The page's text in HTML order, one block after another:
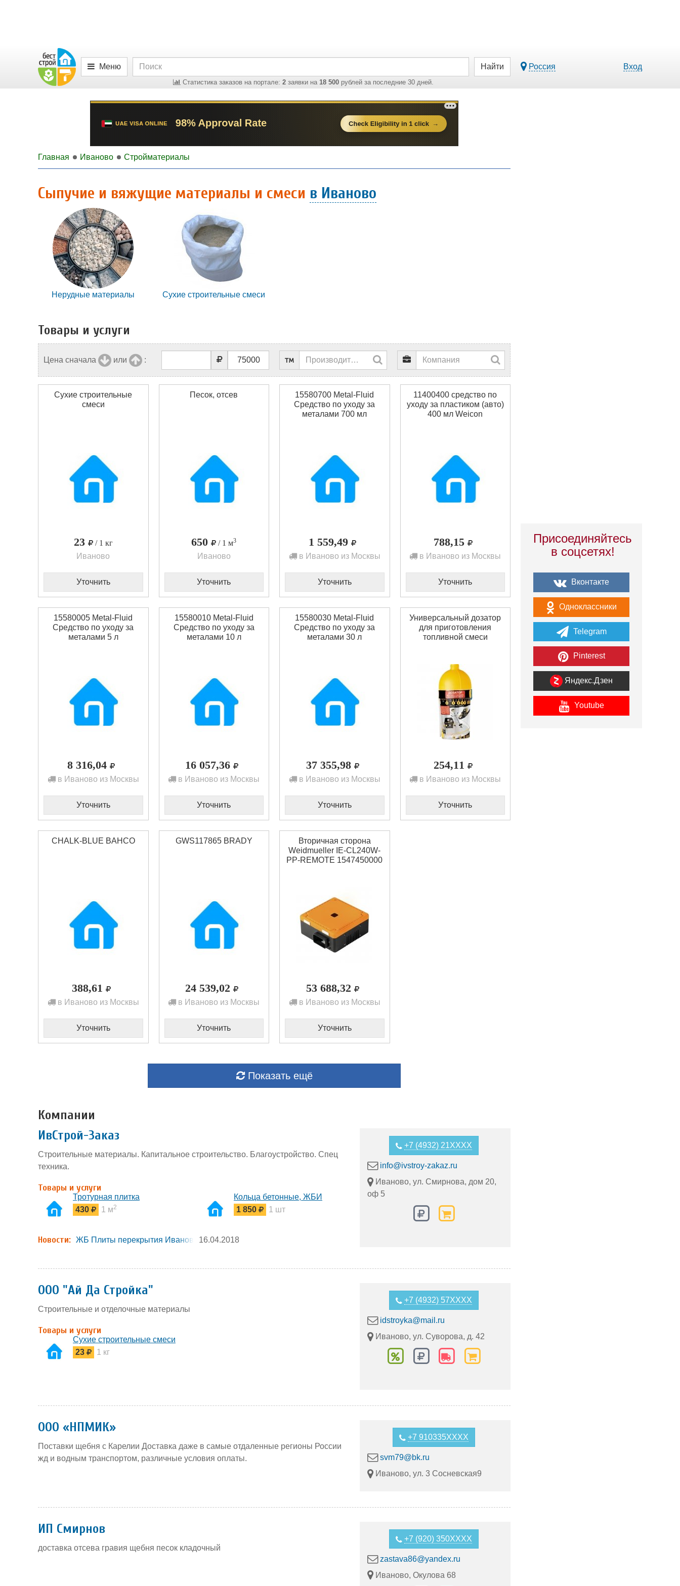
Меню
Статистика заказов на портале: 2 заявки на 18 500 рублей за последние 30 дней.
Найти Россия Вход
Главная Иваново Стройматериалы
Сыпучие и вяжущие материалы и смеси в Иваново
Нерудные материалы Сухие строительные смеси
Товары и услуги
Цена сначала или :
Сухие строительные
смеси
23
/ 1 кг
Иваново
Уточнить
Песок, отсев
650 / 1 м3
Иваново
Уточнить
15580700 Metal-Fluid
Средство по уходу за
металами 700 мл
1 559,49
в Иваново из Москвы
Уточнить
11400400 средство по
уходу за пластиком (авто)
400 мл Weicon
788,15
в Иваново из Москвы
Уточнить
15580005 Metal-Fluid
Средство по уходу за
металами 5 л
8 316,04
в Иваново из Москвы
Уточнить
15580010 Metal-Fluid
Средство по уходу за
металами 10 л
16 057,36
в Иваново из Москвы
Уточнить
15580030 Metal-Fluid
Средство по уходу за
металами 30 л
37 355,98
в Иваново из Москвы
Уточнить
Универсальный дозатор
для приготовления
топливной смеси
254,11
в Иваново из Москвы
Уточнить
CHALK-BLUE BAHCO
388,61
в Иваново из Москвы
Уточнить
GWS117865 BRADY
24 539,02
в Иваново из Москвы
Уточнить
Вторичная сторона
Weidmueller IE-CL240W-
PP-REMOTE 1547450000
53 688,32
в Иваново из Москвы
Уточнить
Показать ещё
Компании
ИвСтрой-Заказ
Строительные материалы. Капитальное строительство. Благоустройство. Спец
техника.
Товары и услуги
Тротурная плитка
430
1 м2
Кольца бетонные, ЖБИ
1 850
1 шт
Новости: ЖБ Плиты перекрытия Иваново 16.04.2018
+7 (4932) 21XXXX
info@ivstroy-zakaz.ru
Иваново, ул. Смирнова, дом 20,
оф 5
ООО "Ай Да Стройка"
Строительные и отделочные материалы
Товары и услуги
Сухие строительные смеси
23
1 кг
+7 (4932) 57XXXX
idstroyka@mail.ru
Иваново, ул. Суворова, д. 42
ООО «НПМИК»
Поставки щебня с Карелии Доставка даже в самые отдаленные регионы России
жд и водным транспортом, различные условия оплаты.
+7 910335XXXX
svm79@bk.ru
Иваново, ул. 3 Сосневская9
ИП Смирнов
доставка отсева гравия щебня песок кладочный
+7 (920) 350XXXX
zastava86@yandex.ru
Иваново, Окулова 68
Присоединяйтесь
в соцсетях!
Вконтакте
Одноклассники
Telegram
Pinterest
Яндекс.Дзен
Youtube